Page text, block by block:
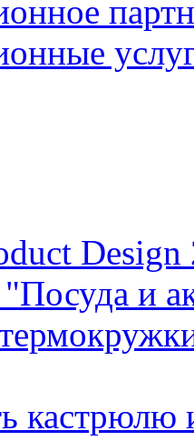
Design
"Посуда и
кастрюлю